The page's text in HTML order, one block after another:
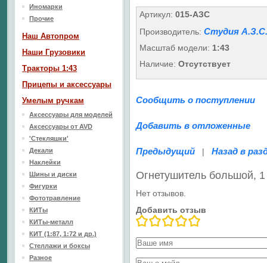
Артикул: 015-АЗС
Производитель: Студия А.З.С.
Масштаб модели: 1:43
Наличие: Отсутствует
Сообщить о поступлении
Добавить в отложенные
Предыдущий | Назад в
Огнетушитель большой,
Нет отзывов.
Добавить отзыв
Иномарки
Прочие
Наш Aвтопром
Наши Грузовики
Тракторы 1:43
Прицепы и аксессуары
Умелым ручкам
Аксессуары для моделей
Аксессуары от AVD
'Стекляшки'
Декали
Наклейки
Шины и диски
Фигурки
Фототравление
КИТы
КИТы-металл
КИТ (1:87, 1:72 и др.)
Стеллажи и боксы
Разное